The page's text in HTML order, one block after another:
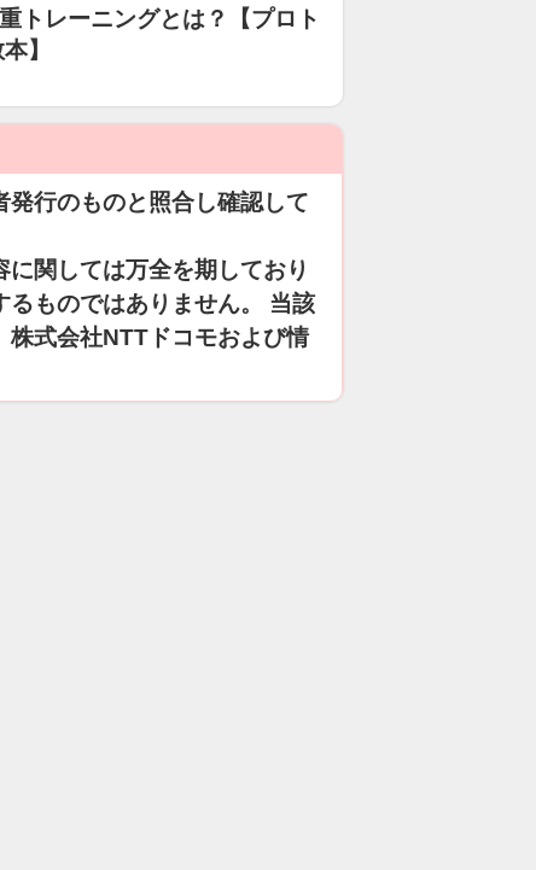
トレーニングとは？【プロト
】
行のものと照合し確認して
関しては万全を期しており
るものではありません。 当該
株式会社NTTドコモおよび情